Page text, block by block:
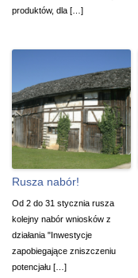
produktów, dla […]
Rusza nabór!
Od 2 do 31 stycznia rusza
kolejny nabór wniosków z
działania "Inwestycje
zapobiegające zniszczeniu
potencjału […]